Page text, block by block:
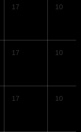
17 10
17 10
17 10